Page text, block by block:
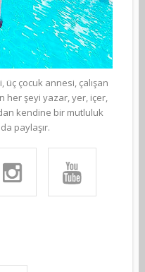
üç çocuk annesi, çalışan
her şeyi yazar, yer, içer,
kendine bir mutluluk
paylaşır.